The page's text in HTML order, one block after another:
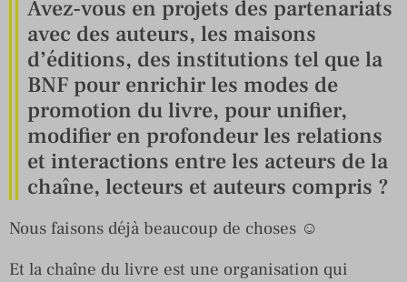
Avez-vous en projets des partenariats
avec des auteurs, les maisons
d’éditions, des institutions tel que la
BNF pour enrichir les modes de
promotion du livre, pour unifier,
modifier en profondeur les relations
et interactions entre les acteurs de la
chaîne, lecteurs et auteurs compris ?
Nous faisons déjà beaucoup de choses ☺
Et la chaîne du livre est une organisation qui